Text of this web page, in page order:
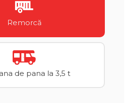
Remorcă
de pana la 3,5 t